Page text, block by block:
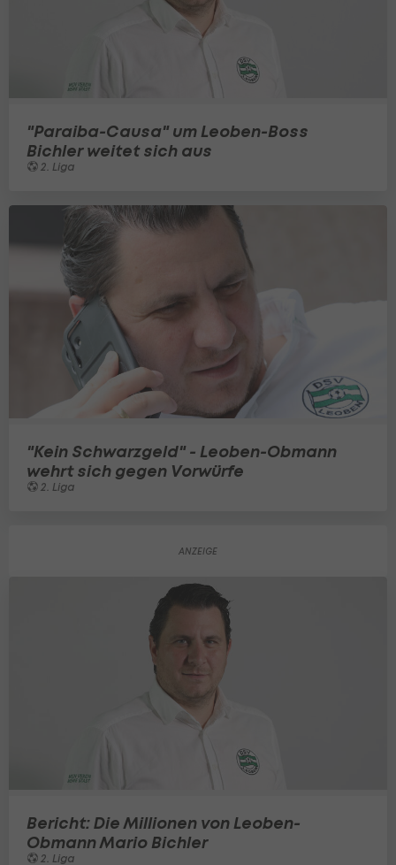
"Paraiba-Causa" um Leoben-Boss
Bichler weitet sich aus
2. Liga
"Kein Schwarzgeld" - Leoben-Obmann
wehrt sich gegen Vorwürfe
2. Liga
Bericht: Die Millionen von Leoben-
Obmann Mario Bichler
2. Liga